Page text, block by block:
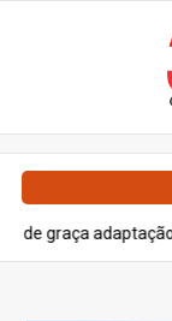
escolar para